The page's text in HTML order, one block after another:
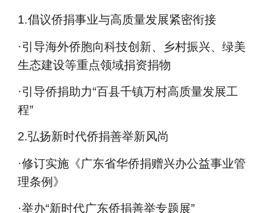
1.倡议侨捐事业与高质量发展紧密衔接
·引导海外侨胞向科技创新、乡村振兴、绿美
生态建设等重点领域捐资捐物
·引导侨捐助力“百县千镇万村高质量发展工
程”
2.弘扬新时代侨捐善举新风尚
·修订实施《广东省华侨捐赠兴办公益事业管
理条例》
·举办“新时代广东侨捐善举专题展”